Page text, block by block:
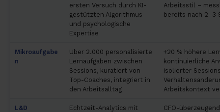
ersten Versuch durch KI-
gestützten Algorithmus
und psychologische
Expertise
Arbeitsstil –
bereits nach 2–3
Mikroaufgabe
n
Über 2.000 personalisierte
Lernaufgaben zwischen
Sessions, kuratiert von
Top-Coaches, integriert in
den Arbeitsalltag
+20 % höhere
kontinuierliche
isolierter
Arbeitskontext
L&D
Echtzeit-Analytics mit
CFO-